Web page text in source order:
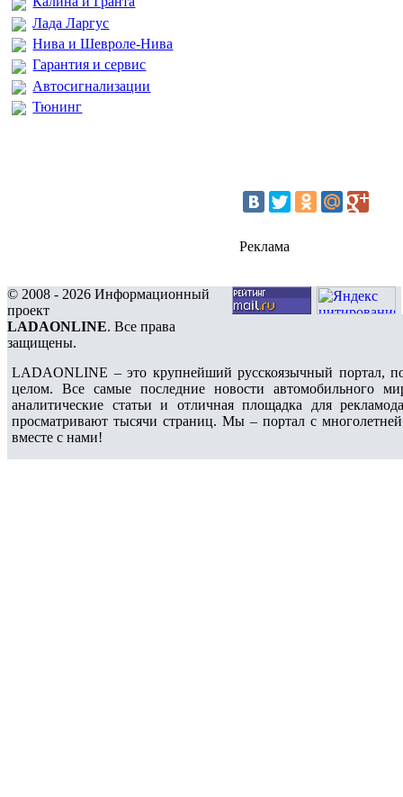
Лада Ларгус
Нива и Шевроле-Нива
Гарантия и сервис
Автосигнализации
Тюнинг
Реклама
© 2008 - 2026 Информационный
проект
LADAONLINE. Все права
защищены.
LADAONLINE – это крупнейший русскоязычный портал,
целом. Все самые последние новости автомобильного
аналитические статьи и отличная площадка для
просматривают тысячи страниц. Мы – портал с
вместе с нами!